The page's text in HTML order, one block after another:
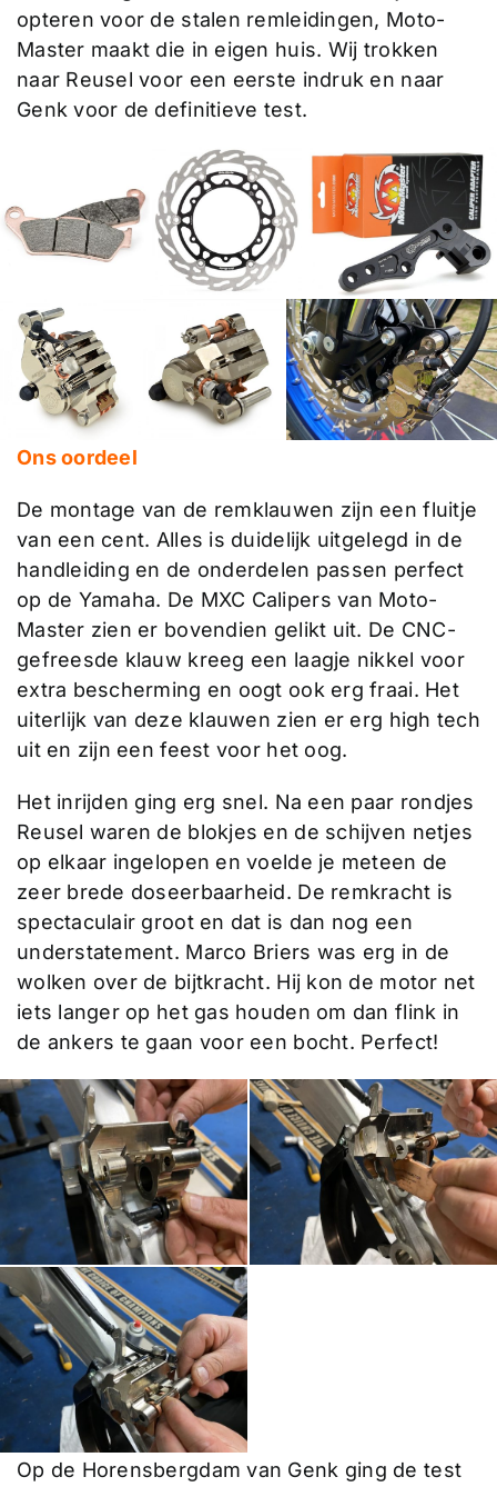
opteren voor de stalen remleidingen, Moto-
Master maakt die in eigen huis. Wij trokken
naar Reusel voor een eerste indruk en naar
Genk voor de definitieve test.
Ons oordeel
De montage van de remklauwen zijn een fluitje
van een cent. Alles is duidelijk uitgelegd in de
handleiding en de onderdelen passen perfect
op de Yamaha. De MXC Calipers van Moto-
Master zien er bovendien gelikt uit. De CNC-
gefreesde klauw kreeg een laagje nikkel voor
extra bescherming en oogt ook erg fraai. Het
uiterlijk van deze klauwen zien er erg high tech
uit en zijn een feest voor het oog.
Het inrijden ging erg snel. Na een paar rondjes
Reusel waren de blokjes en de schijven netjes
op elkaar ingelopen en voelde je meteen de
zeer brede doseerbaarheid. De remkracht is
spectaculair groot en dat is dan nog een
understatement. Marco Briers was erg in de
wolken over de bijtkracht. Hij kon de motor net
iets langer op het gas houden om dan flink in
de ankers te gaan voor een bocht. Perfect!
Op de Horensbergdam van Genk ging de test